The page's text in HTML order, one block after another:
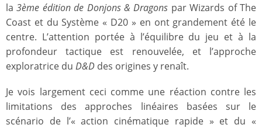
la3ème édition de Donjons & Dragons par Wizards of The
Coast et du Système « D20 » en ont grandement été le
centre. L’attention portée à l’équilibre du jeu et à la
profondeur tactique est renouvelée, et l’approche
exploratrice du D&D des origines y renaît.
Je vois largement ceci comme une réaction contre les
limitations des approches linéaires basées sur le
scénario de l’« action cinématique rapide » et du «